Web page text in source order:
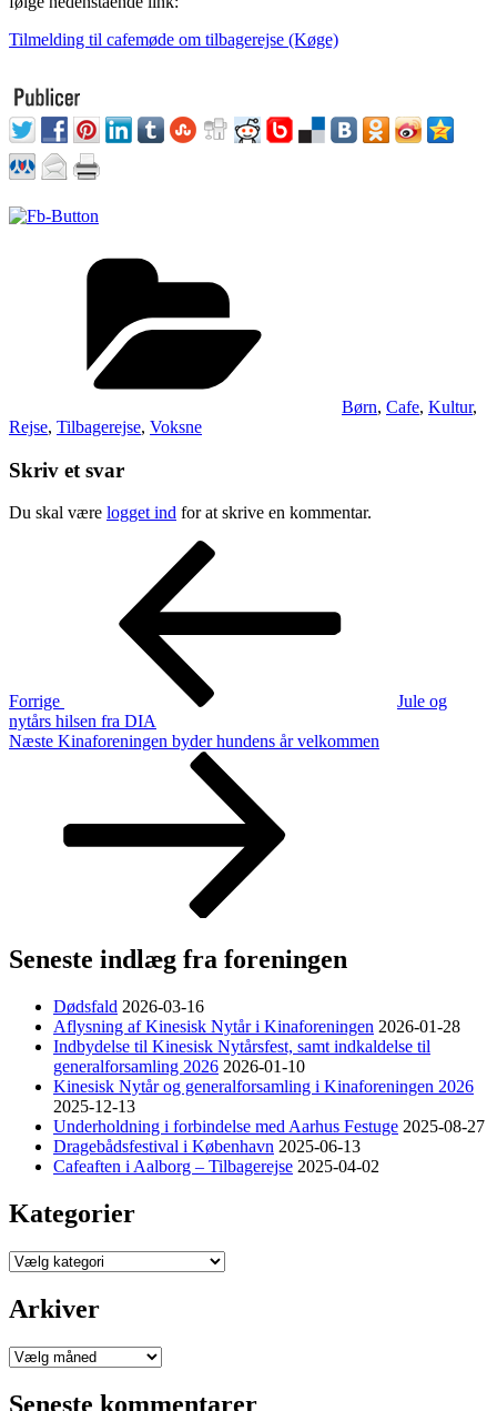
Tilmelding til cafemøde om tilbagerejse (Køge)
Børn, Cafe, Kultur,
Rejse, Tilbagerejse, Voksne
Skriv et svar
Du skal være logget ind for at skrive en kommentar.
Indlægsnavigation
Forrige
Jule og
nytårs hilsen fra DIA
Næste
Næste Kinaforeningen byder hundens år velkommen
Seneste indlæg fra foreningen
Dødsfald 2026-03-16
Aflysning af Kinesisk Nytår i Kinaforeningen 2026-01-28
Indbydelse til Kinesisk Nytårsfest, samt indkaldelse til
generalforsamling 2026 2026-01-10
Kinesisk Nytår og generalforsamling i Kinaforeningen 2026
2025-12-13
Underholdning i forbindelse med Aarhus Festuge 2025-08-27
Dragebådsfestival i København 2025-06-13
Cafeaften i Aalborg – Tilbagerejse 2025-04-02
Kategorier
Kategorier
Arkiver
Arkiver
Seneste kommentarer